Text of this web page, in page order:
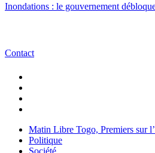
Inondations : le gouvernement
Contact
Matin Libre Togo, Premiers sur
Politique
Société